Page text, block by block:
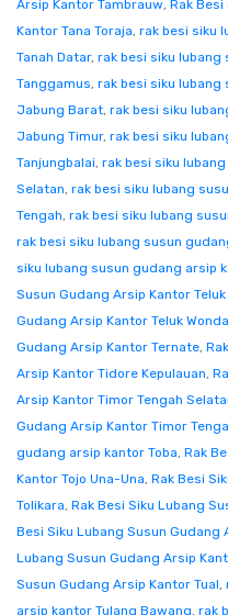
Arsip Kantor Tambrauw, Rak
Kantor Tana Toraja, rak besi siku
Tanah Datar, rak besi siku
Tanggamus, rak besi siku lubang
Jabung Barat, rak besi siku
Jabung Timur, rak besi siku
Tanjungbalai, rak besi siku
Selatan, rak besi siku lubang
Tengah, rak besi siku lubang
rak besi siku lubang susun
siku lubang susun gudang arsip
Susun Gudang Arsip Kantor
Gudang Arsip Kantor Teluk
Gudang Arsip Kantor Ternate,
Arsip Kantor Tidore Kepulauan,
Arsip Kantor Timor Tengah
Gudang Arsip Kantor Timor
gudang arsip kantor Toba, Rak
Kantor Tojo Una-Una, Rak Besi
Tolikara, Rak Besi Siku Lubang
Besi Siku Lubang Susun Gudang
Lubang Susun Gudang Arsip
Susun Gudang Arsip Kantor Tual,
arsip kantor Tulang Bawang, rak